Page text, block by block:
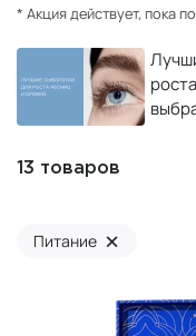
* Акция действует, пока
13 товаров
Питание ×